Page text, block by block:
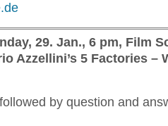
29. Jan., 6 pm, Film
Azzellini’s 5 Factories –
by question and